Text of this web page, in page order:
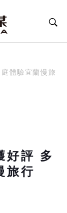
體驗宜蘭慢旅
好評 多
旅行